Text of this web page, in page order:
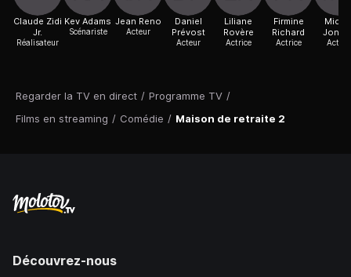
Regarder la TV en direct / Programme TV /
Films en streaming / Comédie / Maison de retraite 2
Claude Zidi
Jr.
Réalisateur
Kev Adams
Scénariste
Jean Reno
Acteur
Daniel
Prévost
Acteur
Liliane
Rovère
Actrice
Firmine
Richard
Actrice Acteur
Découvrez-nous